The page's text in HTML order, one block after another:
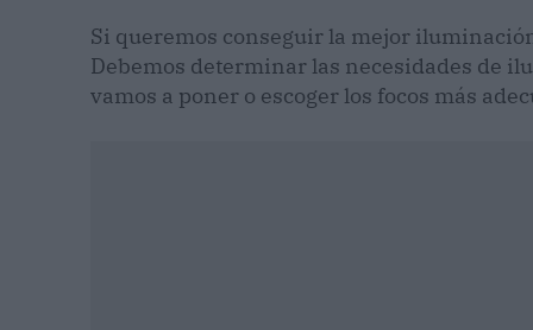
Si queremos conseguir la mejor
Debemos determinar las necesidades de
vamos a poner o escoger los focos más